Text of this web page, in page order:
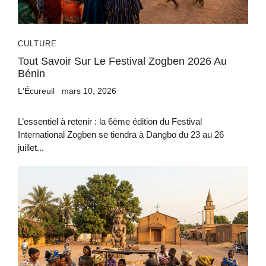
CULTURE
Tout Savoir Sur Le Festival Zogben 2026 Au
Bénin
L'Écureuil mars 10, 2026
L’essentiel à retenir : la 6ème édition du Festival
International Zogben se tiendra à Dangbo du 23 au 26
juillet...